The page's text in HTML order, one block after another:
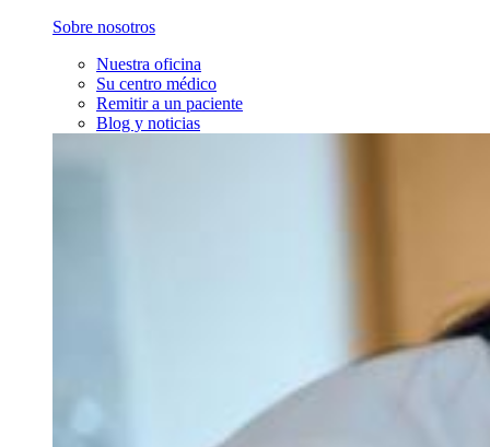
Sobre nosotros
Nuestra oficina
Su centro médico
Remitir a un paciente
Blog y noticias